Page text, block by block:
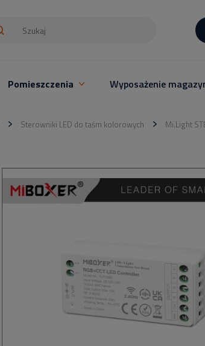
Pomieszczenia Wyposażenie
Sterowniki LED do taśm kolorowych Mi.Light